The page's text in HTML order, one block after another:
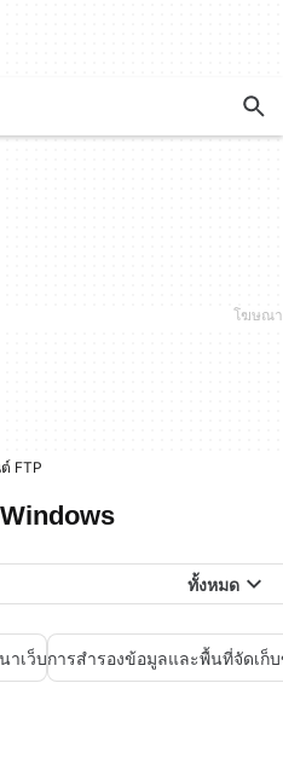
FTP
ทั้งหมด
าเว็บการสำรองข้อมูลและพื้นที่จัดเก็